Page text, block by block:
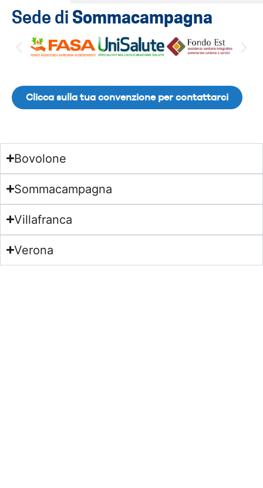
Sede di Sommacampagna
Clicca sulla tua convenzione per contattarci
Bovolone
Sommacampagna
Villafranca
Verona